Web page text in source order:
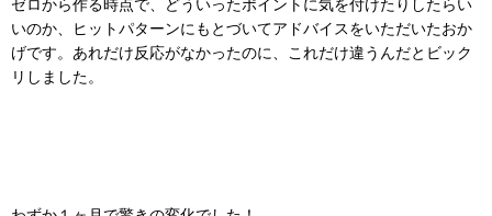
ゼロから作る時点で、どういったポイントに気を付けたりしたらい
いのか、ヒットパターンにもとづいてアドバイスをいただいたおか
げです。あれだけ反応がなかったのに、これだけ違うんだとビック
リしました。